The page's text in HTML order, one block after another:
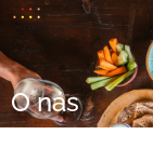
Přejít
obsah
O nás